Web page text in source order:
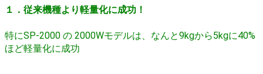
１．従来機種より軽量化に成功！
特にSP-2000 の 2000Wモデルは、なんと9kgから5kgに40%
ほど軽量化に成功